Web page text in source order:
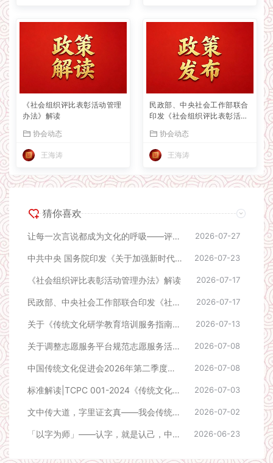
《社会组织评比表彰活动管理
办法》解读
协会动态
王海涛
民政部、中央社会工作部联合
印发《社会组织评比表彰活动
协会动态
王海涛
猜你喜欢
让每一次言说都成为文化的呼吸——评《成事者赢在会表达》 2026-07-27
中共中央 国务院印发《关于加强新时代社会工作的意见》 2026-07-23
《社会组织评比表彰活动管理办法》解读 2026-07-17
民政部、中央社会工作部联合印发《社会组织评比表彰活动管理办法》 2026-07-17
关于《传统文化研学教育培训服务指南》团体标准立项公告 2026-07-13
关于调整志愿服务平台规范志愿服务活动的公告 2026-07-08
中国传统文化促进会2026年第二季度课题立项公告 2026-07-08
标准解读|TCPC 001-2024《传统文化专家评审指南》 2026-07-03
文中传大道，字里证玄真——我会传统文化大讲堂第三期在京如期举行 2026-07-02
「以字为师」——认字，就是认己，中国传统文化大讲堂线下活动预告 2026-06-23